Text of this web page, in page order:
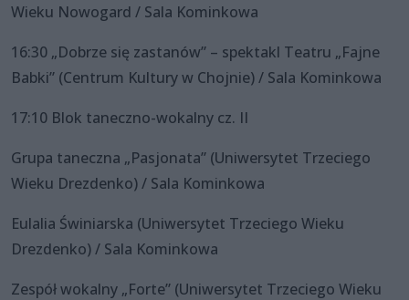
Wieku Nowogard / Sala Kominkowa
16:30 „Dobrze się zastanów” – spektakl Teatru „Fajne
Babki” (Centrum Kultury w Chojnie) / Sala Kominkowa
17:10 Blok taneczno-wokalny cz. II
Grupa taneczna „Pasjonata” (Uniwersytet Trzeciego
Wieku Drezdenko) / Sala Kominkowa
Eulalia Świniarska (Uniwersytet Trzeciego Wieku
Drezdenko) / Sala Kominkowa
Zespół wokalny „Forte” (Uniwersytet Trzeciego Wieku